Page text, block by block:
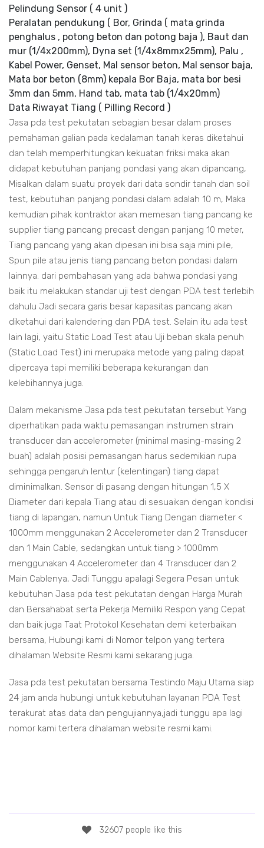
Pelindung Sensor ( 4 unit )
Peralatan pendukung ( Bor, Grinda ( mata grinda
penghalus , potong beton dan potong baja ), Baut dan
mur (1/4x200mm), Dyna set (1/4x8mmx25mm), Palu ,
Kabel Power, Genset, Mal sensor beton, Mal sensor baja,
Mata bor beton (8mm) kepala Bor Baja, mata bor besi
3mm dan 5mm, Hand tab, mata tab (1/4x20mm)
Data Riwayat Tiang ( Pilling Record )
Jasa pda test pekutatan sebagian besar dalam proses
pemahaman galian pada kedalaman tanah keras diketahui
dan telah memperhitungkan kekuatan friksi maka akan
didapat kebutuhan panjang pondasi yang akan dipancang,
Misalkan dalam suatu proyek dari data sondir tanah dan soil
test, kebutuhan panjang pondasi dalam adalah 10 m, Maka
kemudian pihak kontraktor akan memesan tiang pancang ke
supplier tiang pancang precast dengan panjang 10 meter,
Tiang pancang yang akan dipesan ini bisa saja mini pile,
Spun pile atau jenis tiang pancang beton pondasi dalam
lainnya. dari pembahasan yang ada bahwa pondasi yang
baik itu melakukan standar uji test dengan PDA test terlebih
dahulu Jadi secara garis besar kapasitas pancang akan
diketahui dari kalendering dan PDA test. Selain itu ada test
lain lagi, yaitu Static Load Test atau Uji beban skala penuh
(Static Load Test) ini merupaka metode yang paling dapat
dipercaya tapi memiliki beberapa kekurangan dan
kelebihannya juga.
Dalam mekanisme Jasa pda test pekutatan tersebut Yang
diperhatikan pada waktu pemasangan instrumen strain
transducer dan accelerometer (minimal masing-masing 2
buah) adalah posisi pemasangan harus sedemikian rupa
sehingga pengaruh lentur (kelentingan) tiang dapat
diminimalkan. Sensor di pasang dengan hitungan 1,5 X
Diameter dari kepala Tiang atau di sesuaikan dengan kondisi
tiang di lapangan, namun Untuk Tiang Dengan diameter <
1000mm menggunakan 2 Accelerometer dan 2 Transducer
dan 1 Main Cable, sedangkan untuk tiang > 1000mm
menggunakan 4 Accelerometer dan 4 Transducer dan 2
Main Cablenya, Jadi Tunggu apalagi Segera Pesan untuk
kebutuhan Jasa pda test pekutatan dengan Harga Murah
dan Bersahabat serta Pekerja Memiliki Respon yang Cepat
dan baik juga Taat Protokol Kesehatan demi keterbaikan
bersama, Hubungi kami di Nomor telpon yang tertera
dihalaman Website Resmi kami sekarang juga.
Jasa pda test pekutatan bersama Testindo Maju Utama siap
24 jam anda hubungi untuk kebutuhan layanan PDA Test
terakurat atas data dan pengujiannya,jadi tunggu apa lagi
nomor kami tertera dihalaman website resmi kami.
32607 people like this